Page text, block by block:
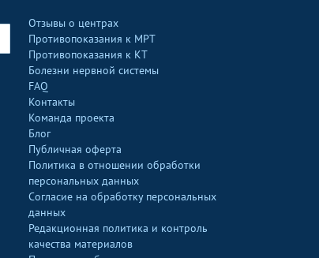
Отзывы о центрах
Противопоказания к МРТ
Противопоказания к КТ
Болезни нервной системы
FAQ
Контакты
Команда проекта
Блог
Публичная оферта
Политика в отношении обработки
персональных данных
Согласие на обработку персональных
данных
Редакционная политика и контроль
качества материалов